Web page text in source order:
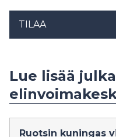
TILAA
Lue lisää
Ruotsin kuningas